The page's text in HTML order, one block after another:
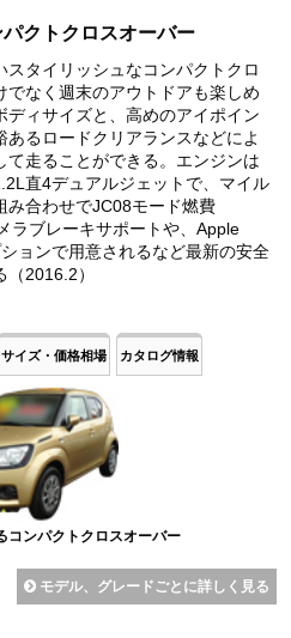
クトクロスオーバー
スタイリッシュなコンパクトクロ
でなく週末のアウトドアも楽しめ
ィサイズと、高めのアイポイン
あるロードクリアランスなどによ
て走ることができる。エンジンは
直4デュアルジェットで、マイル
み合わせでJC08モード燃費
ラブレーキサポートや、Apple
ョンで用意されるなど最新の安全
2016.2）
サイズ・価格相場 カタログ情報
コンパクトクロスオーバー
モデル、グレードごとに詳しく見る